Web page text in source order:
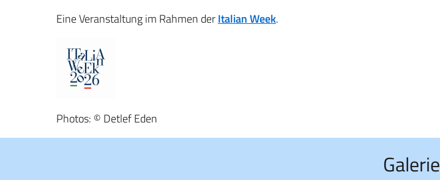
Eine Veranstaltung im Rahmen derItalian Week.
Photos: © Detlef Eden
Galerie